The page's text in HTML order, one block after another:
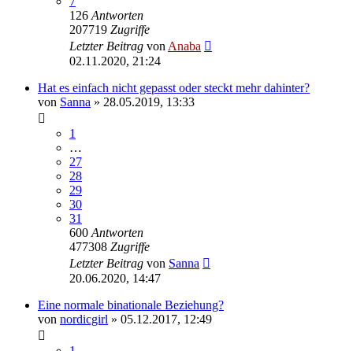
126 Antworten
207719 Zugriffe
Letzter Beitrag von Anaba
02.11.2020, 21:24
Hat es einfach nicht gepasst oder steckt mehr dahinter?
von Sanna » 28.05.2019, 13:33
1
…
27
28
29
30
31
600 Antworten
477308 Zugriffe
Letzter Beitrag von Sanna
20.06.2020, 14:47
Eine normale binationale Beziehung?
von nordicgirl » 05.12.2017, 12:49